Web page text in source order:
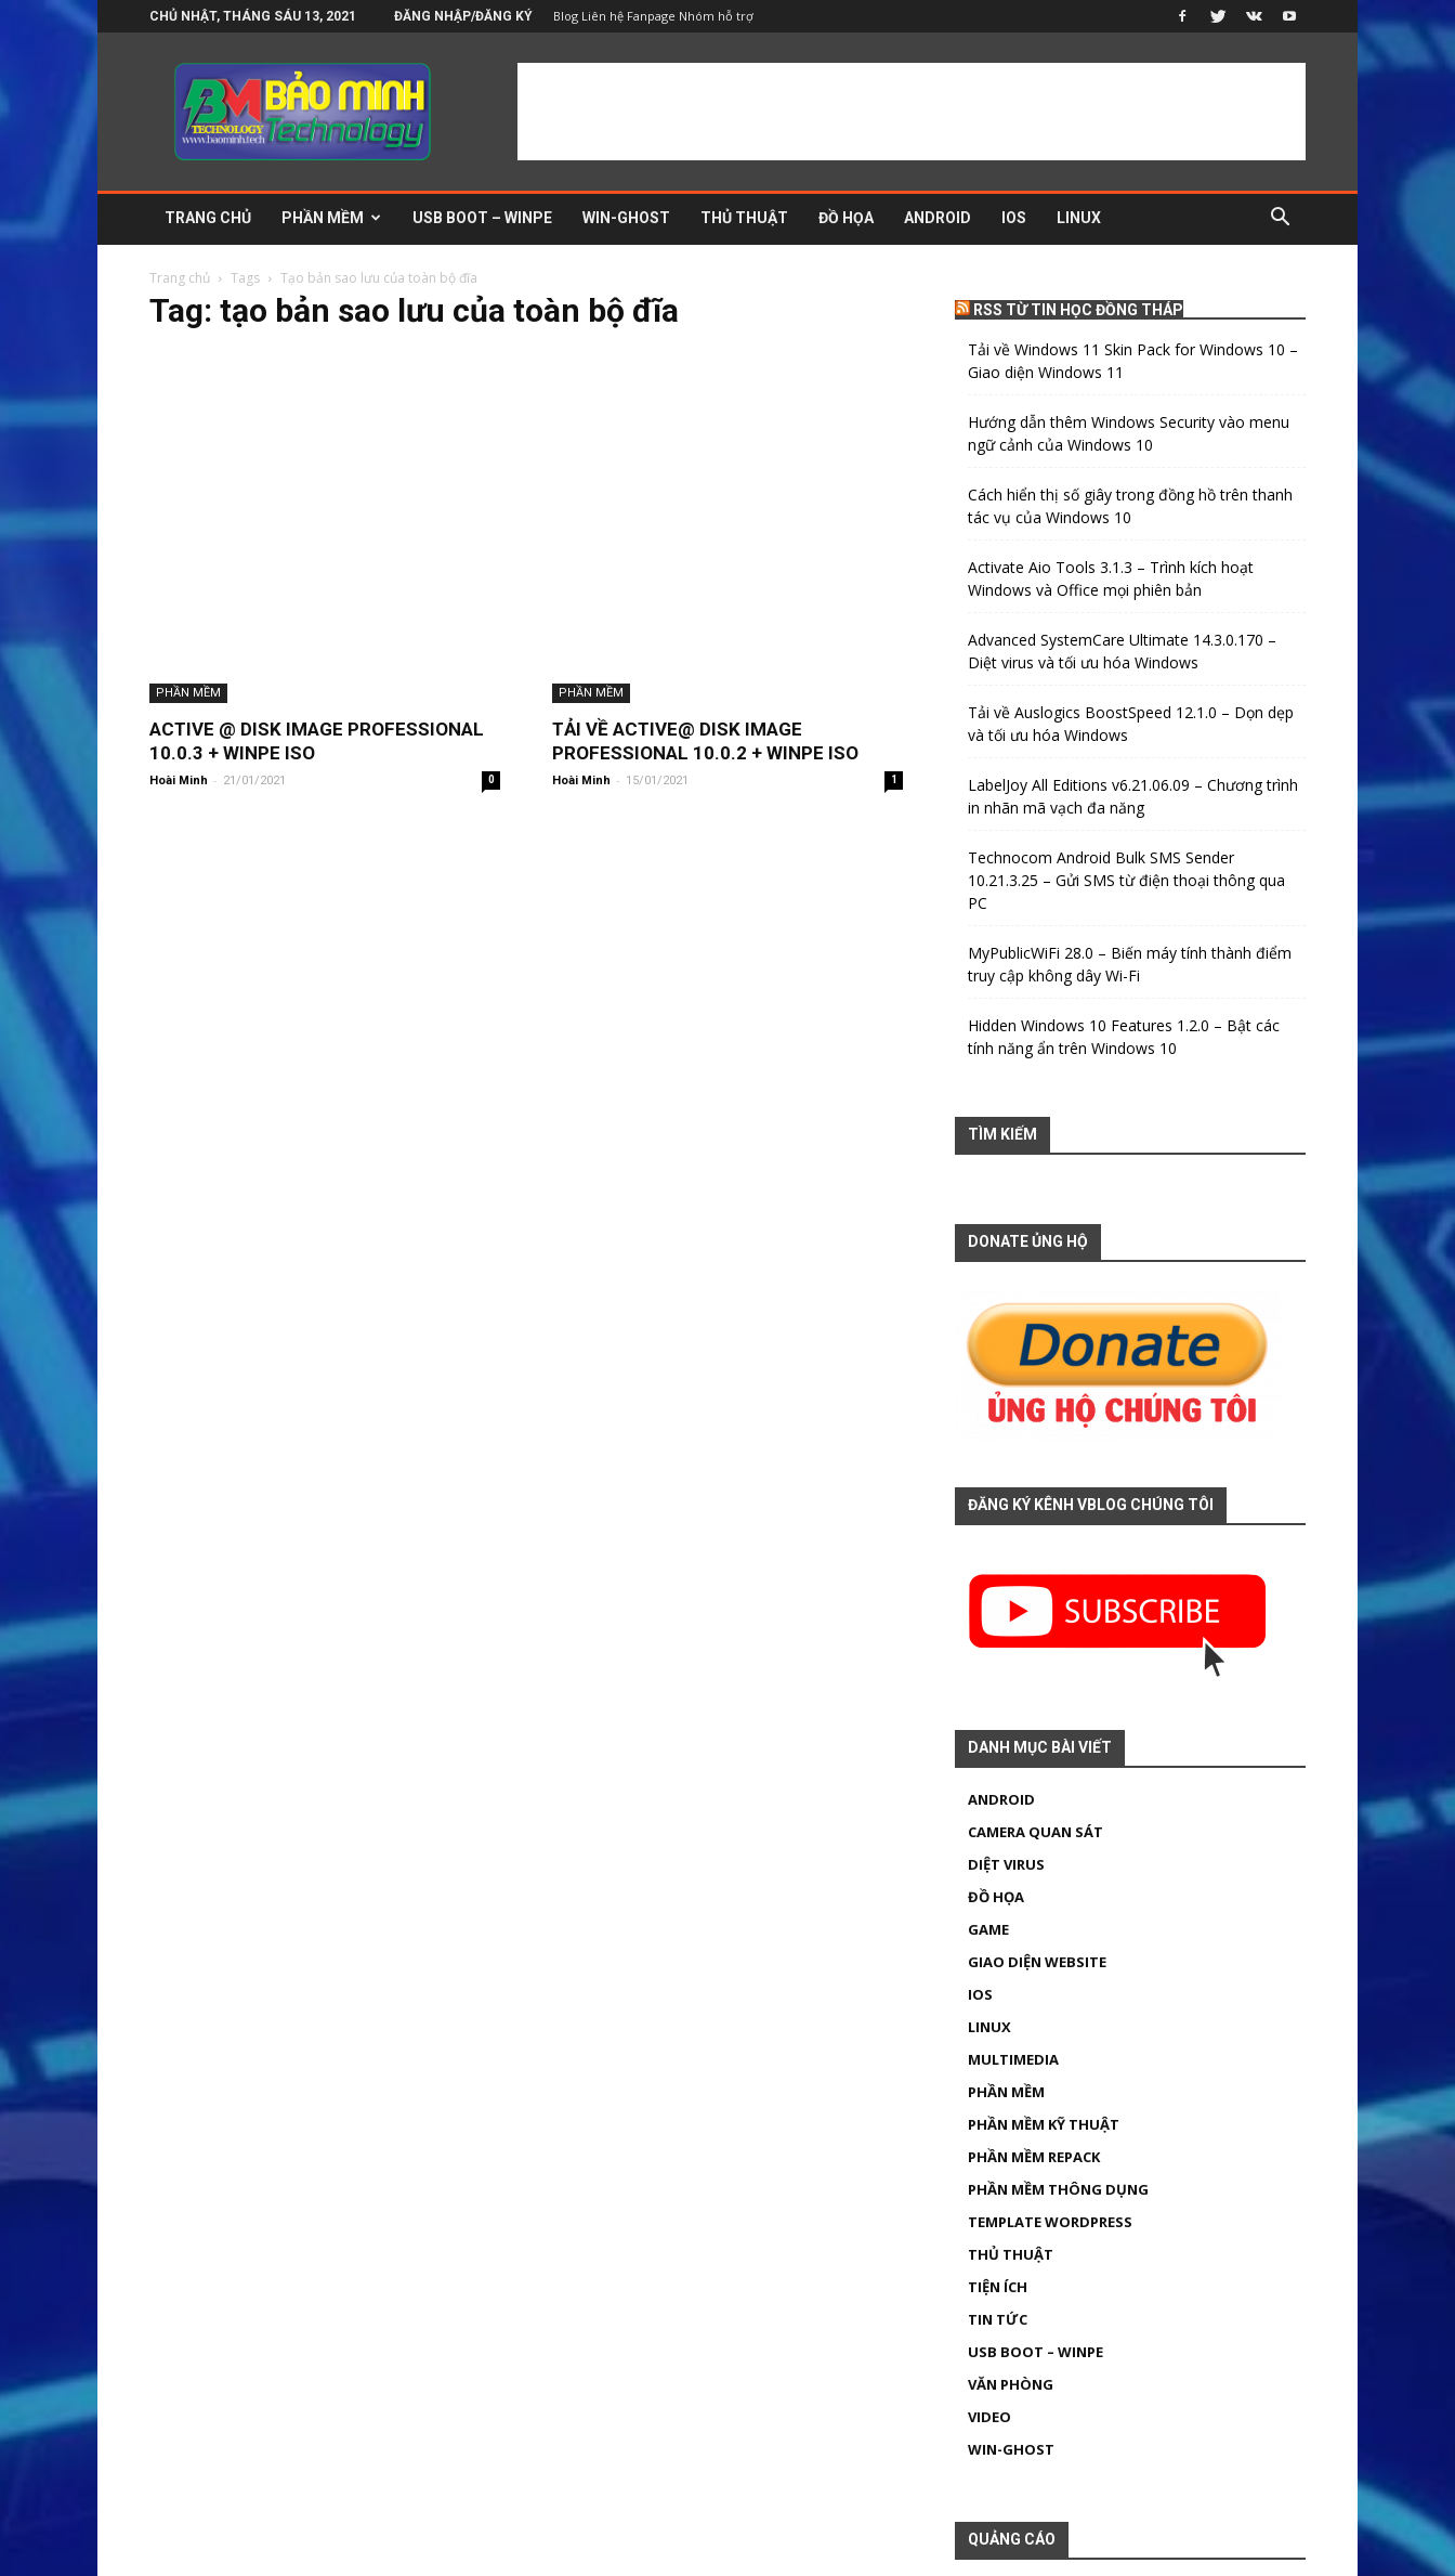
CHỦ NHẬT, THÁNG SÁU 13, 2021 ĐĂNG NHẬP/ĐĂNG KÝ Blog Liên hệ Fanpage Nhóm hỗ trợ
Bảo
Technology
Blog
tin
công
phần
mềm
TRANG CHỦ PHẦN MỀM USB BOOT – WINPE WIN-GHOST THỦ THUẬT ĐỒ HỌA ANDROID IOS LINUX
Trang chủ Tags Tạo bản sao lưu của toàn bộ đĩa
Tag: tạo bản sao lưu của toàn bộ đĩa
PHẦN MỀM
ACTIVE @ DISK IMAGE PROFESSIONAL
10.0.3 + WINPE ISO
Hoài Minh - 21/01/2021 0
PHẦN MỀM
TẢI VỀ ACTIVE@ DISK IMAGE
PROFESSIONAL 10.0.2 + WINPE ISO
Hoài Minh - 15/01/2021 1
RSS TỪ TIN HỌC ĐỒNG THÁP
Tải về Windows 11 Skin Pack for Windows 10 –
Giao diện Windows 11
Hướng dẫn thêm Windows Security vào menu
ngữ cảnh của Windows 10
Cách hiển thị số giây trong đồng hồ trên thanh
tác vụ của Windows 10
Activate Aio Tools 3.1.3 – Trình kích hoạt
Windows và Office mọi phiên bản
Advanced SystemCare Ultimate 14.3.0.170 –
Diệt virus và tối ưu hóa Windows
Tải về Auslogics BoostSpeed ​​12.1.0 – Dọn dẹp
và tối ưu hóa Windows
LabelJoy All Editions v6.21.06.09 – Chương trình
in nhãn mã vạch đa năng
Technocom Android Bulk SMS Sender
10.21.3.25 – Gửi SMS từ điện thoại thông qua
PC
MyPublicWiFi 28.0 – Biến máy tính thành điểm
truy cập không dây Wi-Fi
Hidden Windows 10 Features 1.2.0 – Bật các
tính năng ẩn trên Windows 10
TÌM KIẾM
DONATE ỦNG HỘ
ĐĂNG KÝ KÊNH VBLOG CHÚNG TÔI
DANH MỤC BÀI VIẾT
ANDROID
CAMERA QUAN SÁT
DIỆT VIRUS
ĐỒ HỌA
GAME
GIAO DIỆN WEBSITE
IOS
LINUX
MULTIMEDIA
PHẦN MỀM
PHẦN MỀM KỸ THUẬT
PHẦN MỀM REPACK
PHẦN MỀM THÔNG DỤNG
TEMPLATE WORDPRESS
THỦ THUẬT
TIỆN ÍCH
TIN TỨC
USB BOOT – WINPE
VĂN PHÒNG
VIDEO
WIN-GHOST
QUẢNG CÁO